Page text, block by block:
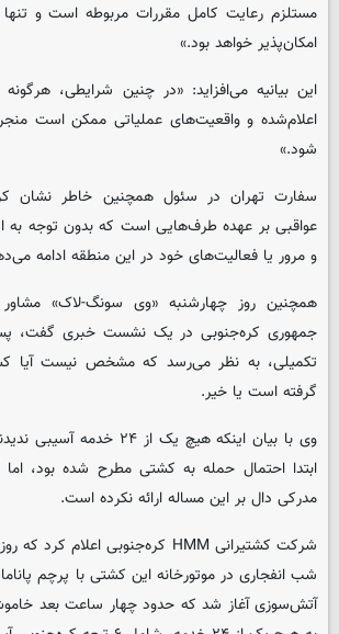
مستلزم رعایت کامل مقررات مربوطه است و تنها
امکان‌پذیر خواهد بود.»
این بیانیه می‌افزاید: «در چنین شرایطی،
اعلام‌شده و واقعیت‌های عملیاتی ممکن است
شود.»
سفارت تهران در سئول همچنین خاطر نشان
عواقبی بر عهده طرف‌هایی است که بدون توجه به
و مرور یا فعالیت‌های خود در این منطقه ادامه
همچنین روز چهارشنبه «وی سونگ-لاک»
جمهوری کره‌جنوبی در یک نشست خبری گفت،
تکمیلی، به نظر می‌رسد که مشخص نیست آیا
گرفته است یا خیر.
وی با بیان اینکه هیچ یک از
ابتدا احتمال حمله به کشتی مطرح شده بود، اما
مدرکی دال بر این مساله ارائه نکرده است.
شب انفجاری در موتورخانه این کشتی با پرچم
آتش‌سوزی آغاز شد که حدود چهار ساعت بعد